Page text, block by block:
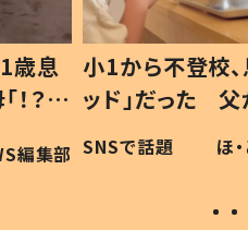
歳息
？」
編集部
小1から不登校
ッド」だった
作り続ける理
#令和の子
SNSで話題 ほ